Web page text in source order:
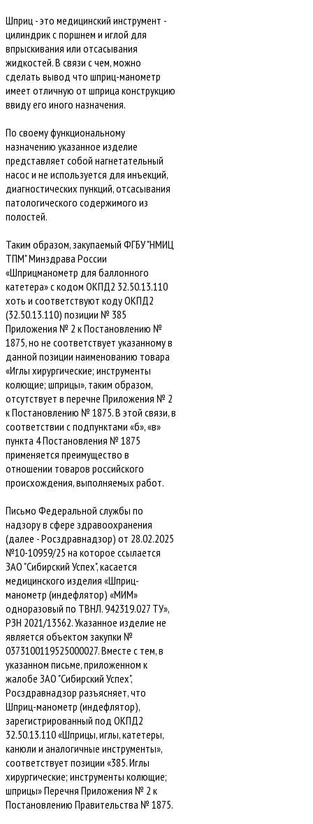
Шприц - это медицинский инструмент -
цилиндрик с поршнем и иглой для
впрыскивания или отсасывания
жидкостей. В связи с чем, можно
сделать вывод что шприц-манометр
имеет отличную от шприца конструкцию
ввиду его иного назначения.
По своему функциональному
назначению указанное изделие
представляет собой нагнетательный
насос и не используется для инъекций,
диагностических пункций, отсасывания
патологического содержимого из
полостей.
Таким образом, закупаемый ФГБУ "НМИЦ
ТПМ" Минздрава России
«Шприцманометр для баллонного
катетера» с кодом ОКПД2 32.50.13.110
хоть и соответствуют коду ОКПД2
(32.50.13.110) позиции № 385
Приложения № 2 к Постановлению №
1875, но не соответствует указанному в
данной позиции наименованию товара
«Иглы хирургические; инструменты
колющие; шприцы», таким образом,
отсутствует в перечне Приложения № 2
к Постановлению № 1875. В этой связи, в
соответствии с подпунктами «б», «в»
пункта 4 Постановления № 1875
применяется преимущество в
отношении товаров российского
происхождения, выполняемых работ.
Письмо Федеральной службы по
надзору в сфере здравоохранения
(далее - Росздравнадзор) от 28.02.2025
№10-10959/25 на которое ссылается
ЗАО "Сибирский Успех", касается
медицинского изделия «Шприц-
манометр (индефлятор) «МИМ»
одноразовый по ТВНЛ. 942319.027 ТУ»,
РЗН 2021/13562. Указанное изделие не
является объектом закупки №
0373100119525000027. Вместе с тем, в
указанном письме, приложенном к
жалобе ЗАО "Сибирский Успех",
Росздравнадзор разъясняет, что
Шприц-манометр (индефлятор),
зарегистрированный под ОКПД2
32.50.13.110 «Шприцы, иглы, катетеры,
канюли и аналогичные инструменты»,
соответствует позиции «385. Иглы
хирургические; инструменты колющие;
шприцы» Перечня Приложения № 2 к
Постановлению Правительства № 1875.